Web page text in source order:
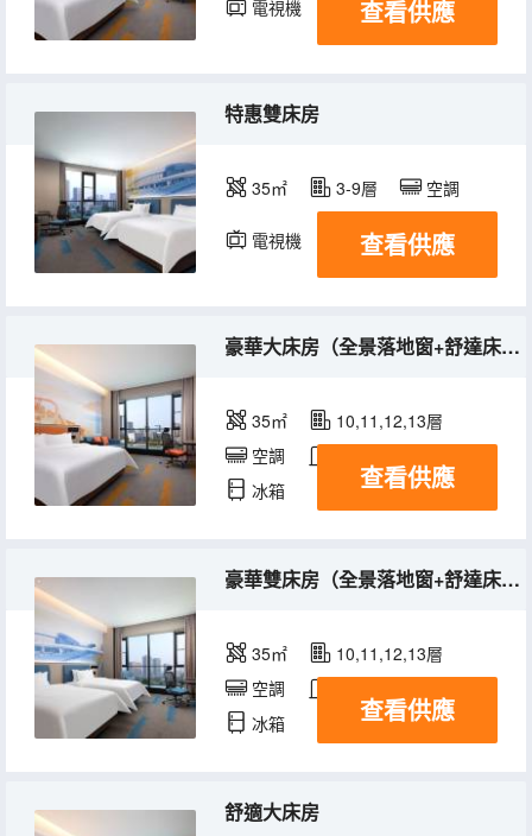
電視機 冰箱
查看供應
特惠雙床房
35㎡ 3-9層 空調
電視機 查看供應
豪華大床房（全景落地窗+舒達床墊）
35㎡
10,11,12,13層
空調
冰箱
查看供應
豪華雙床房（全景落地窗+舒達床墊）
35㎡
10,11,12,13層
空調
冰箱
查看供應
舒適大床房